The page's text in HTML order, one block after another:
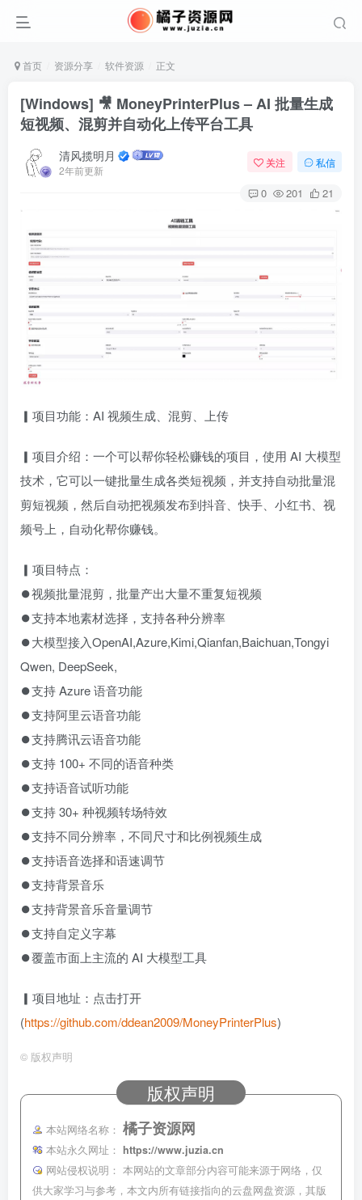
首页 资源分享 软件资源 正文
[Windows] 🎥 MoneyPrinterPlus – AI 批量生成
短视频、混剪并自动化上传平台工具
清风揽明月
2年前更新
关注 私信
0 201 21
▎项目功能：AI 视频生成、混剪、上传
▎项目介绍：一个可以帮你轻松赚钱的项目，使用 AI 大模型
技术，它可以一键批量生成各类短视频，并支持自动批量混
剪短视频，然后自动把视频发布到抖音、快手、小红书、视
频号上，自动化帮你赚钱。
▎项目特点：
⏺视频批量混剪，批量产出大量不重复短视频
⏺支持本地素材选择，支持各种分辨率
⏺大模型接入OpenAI,Azure,Kimi,Qianfan,Baichuan,Tongyi
Qwen, DeepSeek,
⏺支持 Azure 语音功能
⏺支持阿里云语音功能
⏺支持腾讯云语音功能
⏺支持 100+ 不同的语音种类
⏺支持语音试听功能
⏺支持 30+ 种视频转场特效
⏺支持不同分辨率，不同尺寸和比例视频生成
⏺支持语音选择和语速调节
⏺支持背景音乐
⏺支持背景音乐音量调节
⏺支持自定义字幕
⏺覆盖市面上主流的 AI 大模型工具
▎项目地址：点击打开
(https://github.com/ddean2009/MoneyPrinterPlus)
© 版权声明
版权声明
本站网络名称： 橘子资源网
本站永久网址：
https://www.juzia.cn
网站侵权说明： 本网站的文章部分内容可能来源于网络，仅
供大家学习与参考，本文内所有链接指向的云盘网盘资源，其版